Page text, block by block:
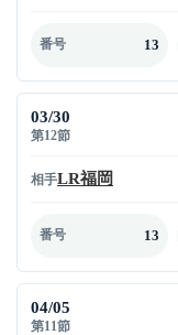
番号 13
03/30
第12節
相手LR福岡
番号 13
04/05
第11節